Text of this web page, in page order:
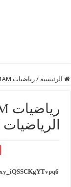
الرئيسية / رياضيات 1AM : فرض في الرياضيات الفصل الأول